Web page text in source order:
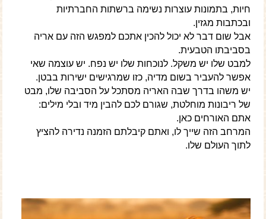
חיות, בתמונות עוצרות נשימה ברשתות החברתיות
ובכתבות מגזין.
אבל שום דבר לא יכול להכין אתכם למפגש הזה עם אריה
בסביבתו הטבעית.
למבט שלו יש משקל. לנוכחות שלו יש נפח. יש עוצמה שאי
אפשר להעביר בשום מדיה, כזו שמרגישים ישירות בבטן.
יש משהו בדרך שבה האריה מסתכל על הסביבה שלו, מבט
של ריבונות מוחלטת, שגורם לכם להבין מיד ובלי מילים:
אתם האורחים כאן.
המרחב הזה שייך לו, ואתם קיבלתם הזמנה נדירה להציץ
לתוך העולם שלו.